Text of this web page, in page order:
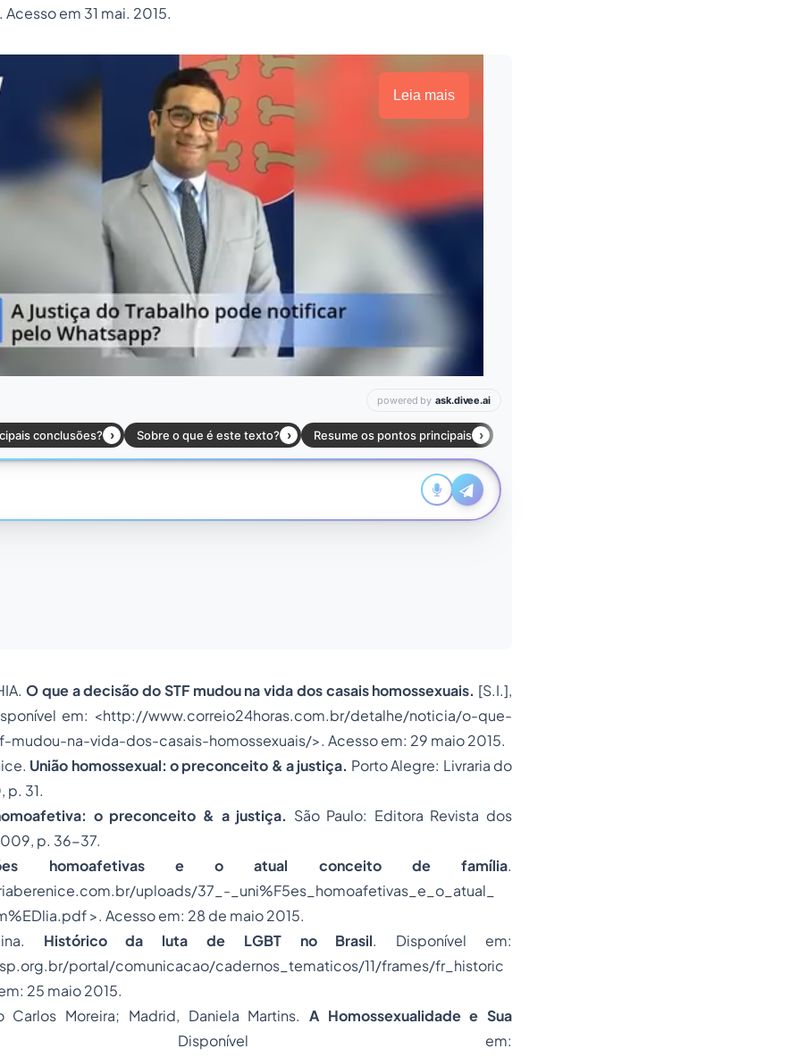
em 31 mai. 2015.
Leia mais
O que a decisão do STF mudou na vida dos casais homossexuais. [S.I.],
em: <http://www.correio24horas.com.br/detalhe/noticia/o-que-
na-vida-dos-casais-homossexuais/>. Acesso em: 29 maio 2015.
União homossexual: o preconceito & a justiça. Porto Alegre: Livraria do
31.
o preconceito & a justiça. São Paulo: Editora Revista dos
p. 36-37.
homoafetivas e o atual conceito de família.
uploads/37_-_uni%F5es_homoafetivas_e_o_atual_
>. Acesso em: 28 de maio 2015.
Histórico da luta de LGBT no Brasil. Disponível em:
portal/comunicacao/cadernos_tematicos/11/frames/fr_historic
25 maio 2015.
Carlos Moreira; Madrid, Daniela Martins. A Homossexualidade e Sua
em: